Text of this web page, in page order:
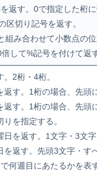
返す。0で指定した桁
区切り記号を返す。
組み合わせて小数点の位
して%記号を付けて返す
2桁・4桁。
返す。1桁の場合、先頭
返す。1桁の場合、先頭
りを指定する。
日を返す。1文字・3文字
を返す。先頭3文字・す
何週目にあたるかを表